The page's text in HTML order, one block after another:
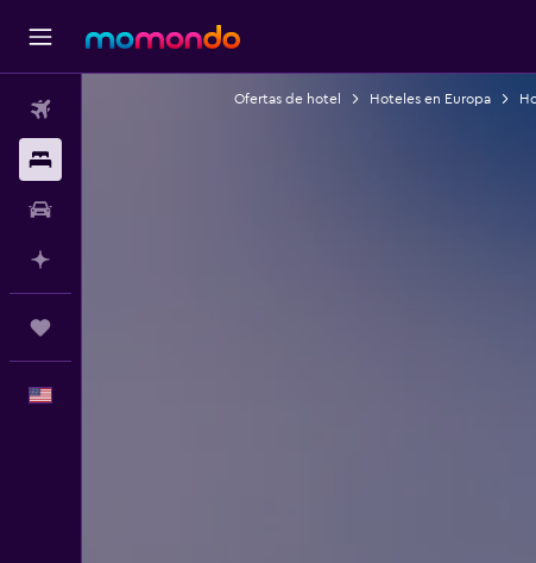
Ofertas de hotel Hoteles en Europa